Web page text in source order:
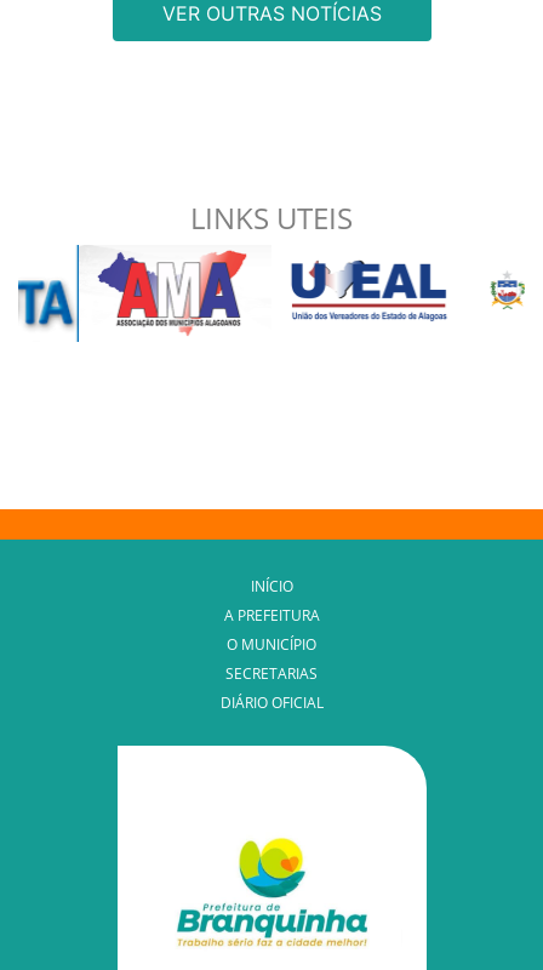
VER OUTRAS NOTÍCIAS
LINKS UTEIS
INÍCIO
A PREFEITURA
O MUNICÍPIO
SECRETARIAS
DIÁRIO OFICIAL